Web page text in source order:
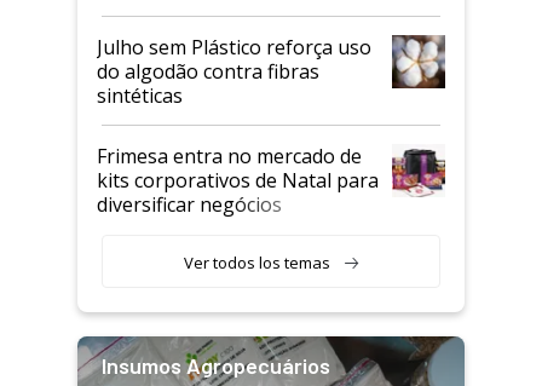
Julho sem Plástico reforça uso
do algodão contra fibras
sintéticas
Frimesa entra no mercado de
kits corporativos de Natal para
diversificar negócios
Ver todos los temas
Insumos Agropecuários